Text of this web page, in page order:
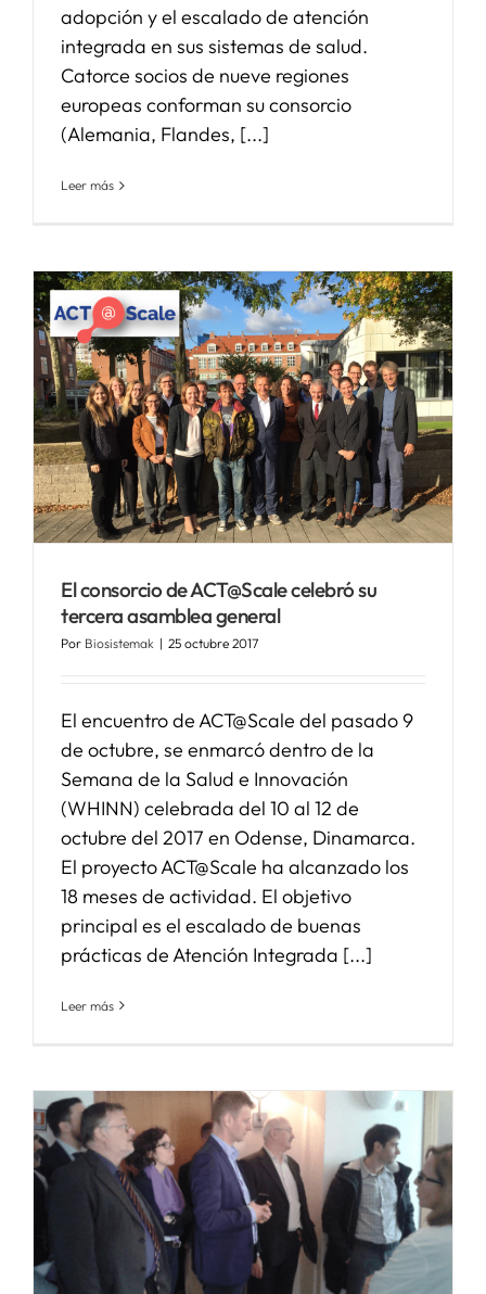
adopción y el escalado de atención
integrada en sus sistemas de salud.
Catorce socios de nueve regiones
europeas conforman su consorcio
(Alemania, Flandes, [...]
Leer más
El consorcio de ACT@Scale celebró su
tercera asamblea general
Por Biosistemak | 25 octubre 2017
El encuentro de ACT@Scale del pasado 9
de octubre, se enmarcó dentro de la
Semana de la Salud e Innovación
(WHINN) celebrada del 10 al 12 de
octubre del 2017 en Odense, Dinamarca.
El proyecto ACT@Scale ha alcanzado los
18 meses de actividad. El objetivo
principal es el escalado de buenas
prácticas de Atención Integrada [...]
Leer más